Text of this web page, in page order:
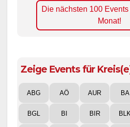
Die nächsten 100
Monat!
Zeige Events für
ABG AÖ AUR BA
BGL BI BIR